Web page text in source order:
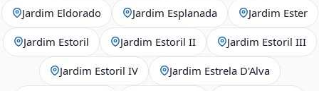
Jardim Eldorado Jardim Esplanada Jardim Ester
Jardim Estoril Jardim Estoril II Jardim Estoril III
Jardim Estoril IV Jardim Estrela D'Alva